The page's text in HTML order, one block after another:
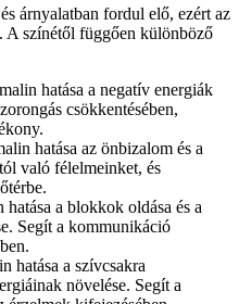
árnyalatban fordul elő, ezért az
A színétől függően különböző
hatása a negatív energiák
csökkentésében,
hatása az önbizalom és a
való félelmeinket, és
a blokkok oldása és a
Segít a kommunikáció
hatása a szívcsakra
növelése. Segít a